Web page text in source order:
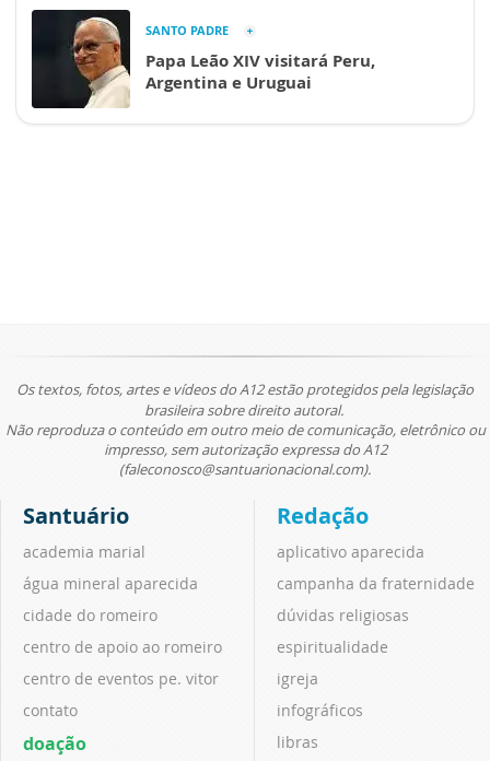
SANTO PADRE
Papa Leão XIV visitará Peru,
Argentina e Uruguai
Os textos, fotos, artes e vídeos do A12 estão protegidos pela legislação
brasileira sobre direito autoral.
Não reproduza o conteúdo em outro meio de comunicação, eletrônico ou
impresso, sem autorização expressa do A12
(faleconosco@santuarionacional.com).
Santuário
academia marial
água mineral aparecida
cidade do romeiro
centro de apoio ao romeiro
centro de eventos pe. vitor
contato
doação
Redação
aplicativo aparecida
campanha da fraternidade
dúvidas religiosas
espiritualidade
igreja
infográficos
libras